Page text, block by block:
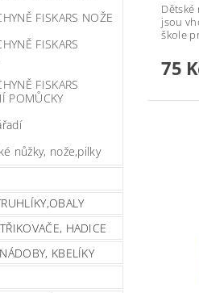
FISKARS NOŽE
FISKARS
FISKARS
POMŮCKY
nůžky, nože,pilky
HADICE
KBELÍKY
Dětské
jsou
škole
75